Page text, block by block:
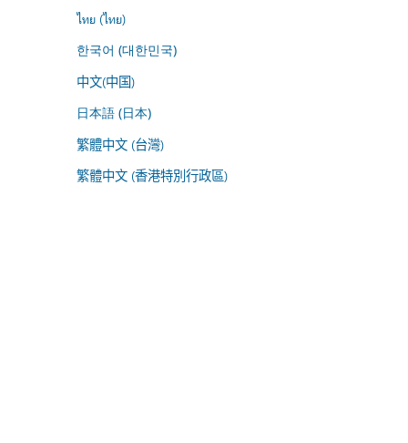
ไทย (ไทย)
한국어 (대한민국)
中文(中国)
日本語 (日本)
繁體中文 (台灣)
繁體中文 (香港特別行政區)